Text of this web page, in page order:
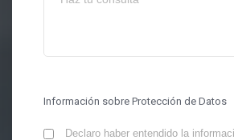
Información sobre Protección de Datos
Declaro haber entendido la